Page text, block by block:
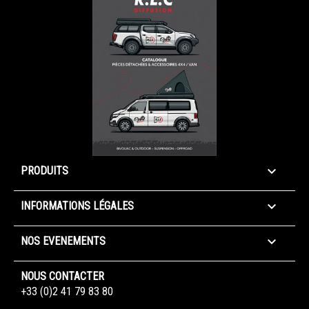
PRODUITS 
INFORMATIONS LÉGALES 
NOS EVENEMENTS 
NOUS CONTACTER
+33 (0)2 41 79 83 80